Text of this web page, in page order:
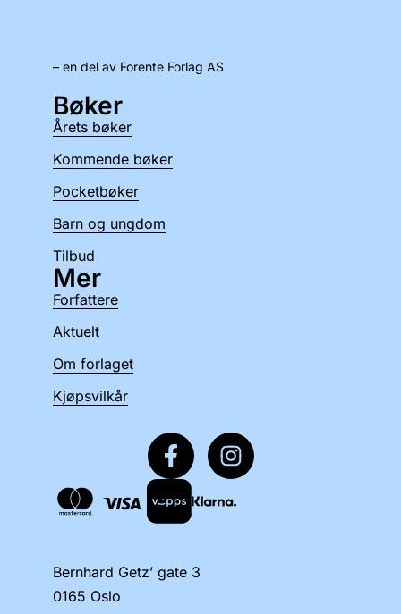
– en del av Forente Forlag AS
Bernhard Getz’ gate 3
0165 Oslo
Bøker
Årets bøker
Kommende bøker
Pocketbøker
Barn og ungdom
Tilbud
Mer
Forfattere
Aktuelt
Om forlaget
Kjøpsvilkår